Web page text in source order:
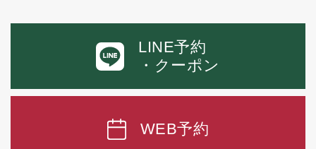
LINE予約
・クーポン
WEB予約